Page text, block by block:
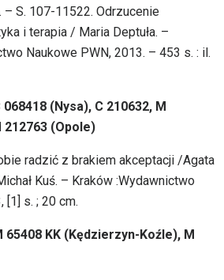
– S. 107-11522. Odrzucenie
i terapia / Maria Deptuła. –
Naukowe PWN, 2013. – 453 s. : il.
(Nysa), C 210632, M
212763 (Opole)
radzić z brakiem akceptacji /Agata
Kuś. – Kraków :Wydawnictwo
[1] s. ; 20 cm.
65408 KK (Kędzierzyn-Koźle), M